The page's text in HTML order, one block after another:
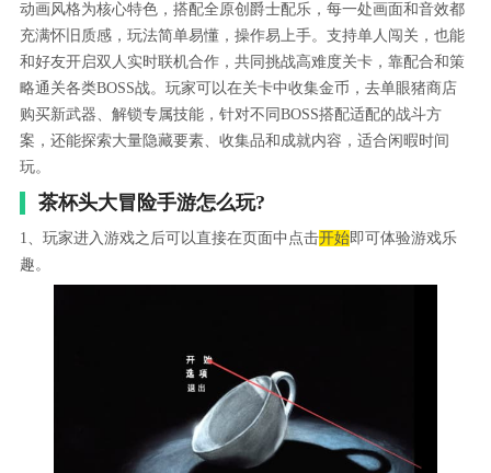
动画风格为核心特色，搭配全原创爵士配乐，每一处画面和音效都
充满怀旧质感，玩法简单易懂，操作易上手。支持单人闯关，也能
和好友开启双人实时联机合作，共同挑战高难度关卡，靠配合和策
略通关各类BOSS战。玩家可以在关卡中收集金币，去单眼猪商店
购买新武器、解锁专属技能，针对不同BOSS搭配适配的战斗方
案，还能探索大量隐藏要素、收集品和成就内容，适合闲暇时间
玩。
茶杯头大冒险手游怎么玩?
1、玩家进入游戏之后可以直接在页面中点击开始即可体验游戏乐
趣。